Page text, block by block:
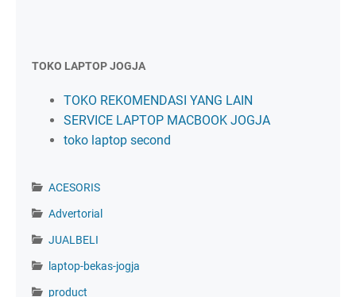
TOKO LAPTOP JOGJA
TOKO REKOMENDASI YANG LAIN
SERVICE LAPTOP MACBOOK JOGJA
toko laptop second
ACESORIS
Advertorial
JUALBELI
laptop-bekas-jogja
product